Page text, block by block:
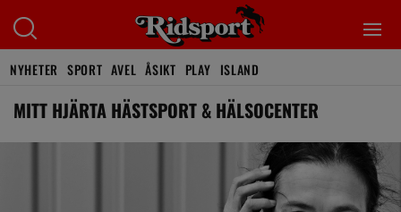
NYHETER SPORT AVEL ÅSIKT PLAY ISLAND
MITT HJÄRTA HÄSTSPORT & HÄLSOCENTER